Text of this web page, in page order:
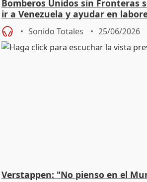
Bomberos Unidos sin Fronteras
ir a Venezuela y ayudar en
Sonido Totales 25/06/2026
Verstappen: "No pienso en el